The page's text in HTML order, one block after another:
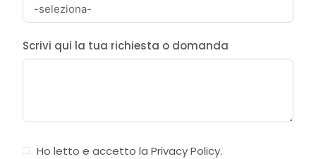
Scrivi qui la tua richiesta o domanda
Ho letto e accetto laPrivacy Policy.